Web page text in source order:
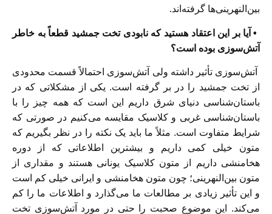
بین‌النهرینی‌ها گرفته‌اند.
• آیا بر این اعتقاد هستید که نابودی تخت جمشید قطعاً به خاطر
آتش‌سوزی بوده است؟
آتش‌سوزی تأثیر داشته ولی آتش‌سوزی احتمالاً قسمت محدودی
از تخت جمشید را در بر گرفته است. یکی از مشکلاتی که در
باستان‌شناسی دنیای شرق داریم این است که همه چیز را با
باستان‌شناسی غربی و کلاسیک مقایسه می‌کنیم در صورتی که
شرایط متفاوت است. مثلاً ما باید یک نکته را در نظر بگیریم که
متون خیلی کمی داریم و بیشترین اطلاعاتی که از دوره
هخامنشی داریم از متون کلاسیک یونانی هستند و مقداری از
متون بین‌النهرینی؛ چون متون هخامنشی و ایرانی خیلی کم است
و این تأثیر زیادی بر مطالعات ما می‌گذارد و اطلاعات ما را کم
می‌کند. این موضوع صحبت را حتی در مورد آتش‌سوزی تخت